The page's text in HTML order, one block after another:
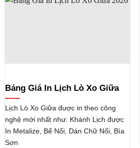
Bảng Giá In Lịch Lò Xo Giữa
Lịch Lò Xo Giữa được in theo công
nghệ mới nhất như: Khánh Lịch được
In Metalize, Bế Nổi, Dán Chữ Nổi, Bìa
Sơn